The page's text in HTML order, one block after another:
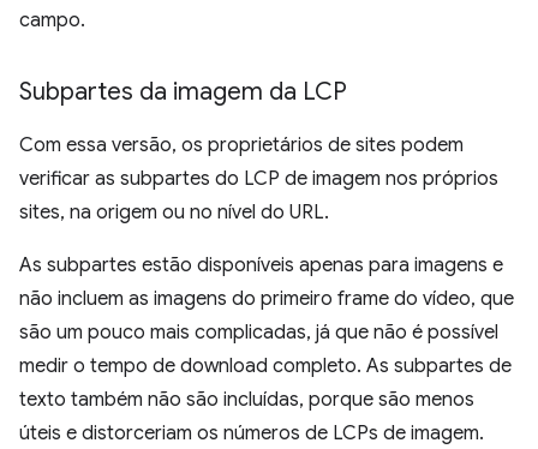
campo.
Subpartes da imagem da LCP
Com essa versão, os proprietários de sites podem
verificar as subpartes do LCP de imagem nos próprios
sites, na origem ou no nível do URL.
As subpartes estão disponíveis apenas para imagens e
não incluem as imagens do primeiro frame do vídeo, que
são um pouco mais complicadas, já que não é possível
medir o tempo de download completo. As subpartes de
texto também não são incluídas, porque são menos
úteis e distorceriam os números de LCPs de imagem.